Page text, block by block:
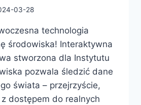
03-28
technologia
środowiska! Interaktywna
stworzona dla Instytutu
pozwala śledzić dane
świata – przejrzyście,
dostępem do realnych